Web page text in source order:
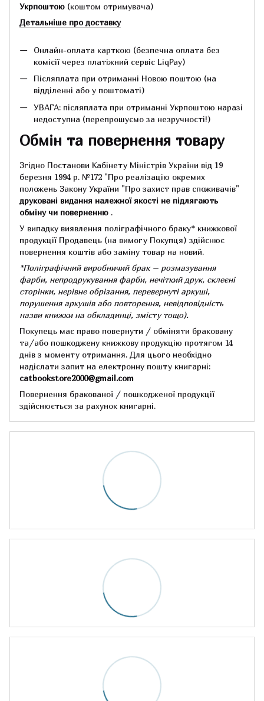
Укрпоштою (коштом отримувача)
Детальніше про доставку
Онлайн-оплата карткою (безпечна оплата без
комісії через платіжний сервіс LiqPay)
Післяплата при отриманні Новою поштою (на
відділенні або у поштоматі)
УВАГА: післяплата при отриманні Укрпоштою наразі
недоступна (перепрошуємо за незручності!)
Обмін та повернення товару
Згідно Постанови Кабінету Міністрів України від 19
березня 1994 р. №172 "Про реалізацію окремих
положень Закону України "Про захист прав споживачів"
друковані видання належної якості не підлягають
обміну чи поверненню .
У випадку виявлення поліграфічного браку* книжкової
продукції Продавець (на вимогу Покупця) здійснює
повернення коштів або заміну товар на новий.
*Поліграфічний виробничий брак – розмазування
фарби, непродрукування фарби, нечіткий друк, склеєні
сторінки, нерівне обрізання, перевернуті аркуші,
порушення аркушів або повторення, невідповідність
назви книжки на обкладинці, змісту тощо).
Покупець має право повернути / обміняти браковану
та/або пошкоджену книжкову продукцію протягом 14
днів з моменту отримання. Для цього необхідно
надіслати запит на електронну пошту книгарні:
catbookstore2000@gmail.com
Повернення бракованої / пошкодженої продукції
здійснюється за рахунок книгарні.